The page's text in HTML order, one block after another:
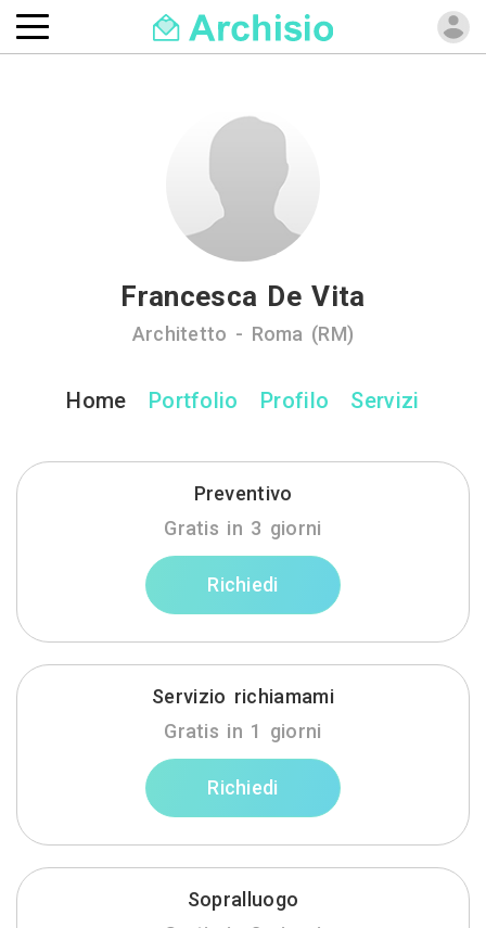
Francesca De Vita
Architetto - Roma (RM)
Home Portfolio Profilo Servizi
Preventivo
Gratis in 3 giorni
Richiedi
Servizio richiamami
Gratis in 1 giorni
Richiedi
Sopralluogo